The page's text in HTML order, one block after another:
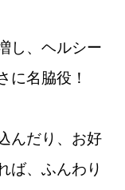
し、ヘルシー
に名脇役！
んだり、お好
ば、ふんわり